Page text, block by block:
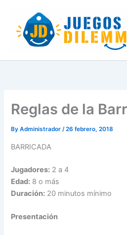
content
Reglas de la
ByAdministrador/26 febrero, 2018
BARRICADA
Jugadores: 2 a 4
Edad: 8 o más
Duración: 20 minutos mínimo
Presentación